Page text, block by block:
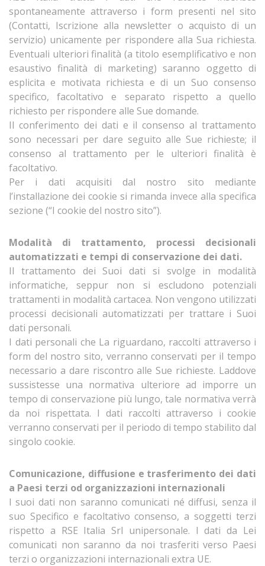
spontaneamente attraverso i form presenti nel sito
(Contatti, Iscrizione alla newsletter o acquisto di un
servizio) unicamente per rispondere alla Sua richiesta.
Eventuali ulteriori finalità (a titolo esemplificativo e non
esaustivo finalità di marketing) saranno oggetto di
esplicita e motivata richiesta e di un Suo consenso
specifico, facoltativo e separato rispetto a quello
richiesto per rispondere alle Sue domande.
Il conferimento dei dati e il consenso al trattamento
sono necessari per dare seguito alle Sue richieste; il
consenso al trattamento per le ulteriori finalità è
facoltativo.
Per i dati acquisiti dal nostro sito mediante
l’installazione dei cookie si rimanda invece alla specifica
sezione (“I cookie del nostro sito”).
Modalità di trattamento, processi decisionali
automatizzati e tempi di conservazione dei dati.
Il trattamento dei Suoi dati si svolge in modalità
informatiche, seppur non si escludono potenziali
trattamenti in modalità cartacea. Non vengono utilizzati
processi decisionali automatizzati per trattare i Suoi
dati personali.
I dati personali che La riguardano, raccolti attraverso i
form del nostro sito, verranno conservati per il tempo
necessario a dare riscontro alle Sue richieste. Laddove
sussistesse una normativa ulteriore ad imporre un
tempo di conservazione più lungo, tale normativa verrà
da noi rispettata. I dati raccolti attraverso i cookie
verranno conservati per il periodo di tempo stabilito dal
singolo cookie.
Comunicazione, diffusione e trasferimento dei dati
a Paesi terzi od organizzazioni internazionali
I suoi dati non saranno comunicati né diffusi, senza il
suo Specifico e facoltativo consenso, a soggetti terzi
rispetto a RSE Italia Srl unipersonale. I dati da Lei
comunicati non saranno da noi trasferiti verso Paesi
terzi o organizzazioni internazionali extra UE.